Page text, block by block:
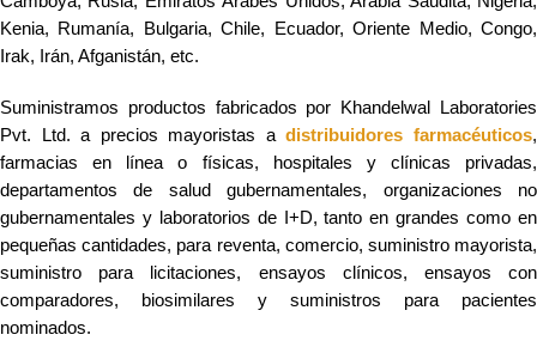
Kenia, Rumanía, Bulgaria, Chile, Ecuador, Oriente Medio, Congo,
Irak, Irán, Afganistán, etc.
Suministramos productos fabricados por Khandelwal Laboratories
Pvt. Ltd. a precios mayoristas adistribuidores farmacéuticos,
farmacias en línea o físicas, hospitales y clínicas privadas,
departamentos de salud gubernamentales, organizaciones no
gubernamentales y laboratorios de I+D, tanto en grandes como en
pequeñas cantidades, para reventa, comercio, suministro mayorista,
suministro para licitaciones, ensayos clínicos, ensayos con
comparadores, biosimilares y suministros para pacientes
nominados.